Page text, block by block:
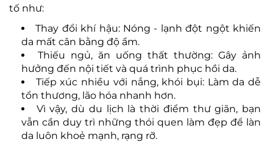
tố như:
Thay đổi khí hậu: Nóng - lạnh đột ngột khiến
da mất cân bằng độ ẩm.
Thiếu ngủ, ăn uống thất thường: Gây ảnh
hưởng đến nội tiết và quá trình phục hồi da.
Tiếp xúc nhiều với nắng, khói bụi: Làm da dễ
tổn thương, lão hóa nhanh hơn.
Vì vậy, dù du lịch là thời điểm thư giãn, bạn
vẫn cần duy trì những thói quen làm đẹp để làn
da luôn khoẻ mạnh, rạng rỡ.